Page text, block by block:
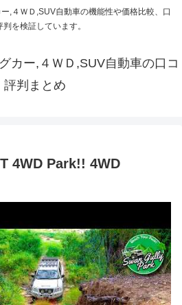
,４ＷＤ,SUV自動車の機能性や価格比較、口
判を検証しています。
カー,４ＷＤ,SUV自動車の口コ
評判まとめ
4WD Park!! 4WD